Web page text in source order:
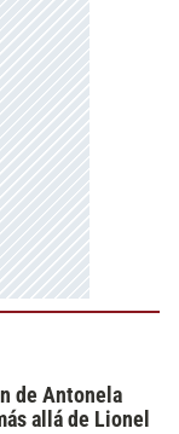
de Antonela
allá de Lionel